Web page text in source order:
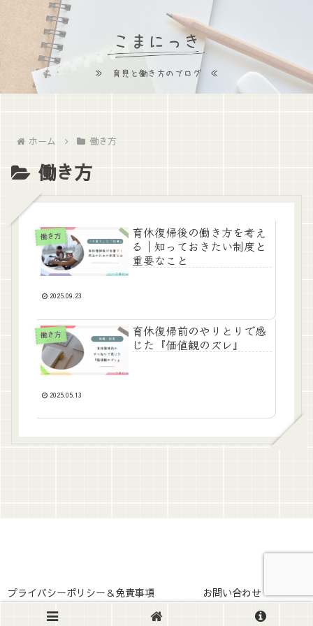
ホーム 働き方
働き方
働き方
育休復帰後の働き方を考え
る｜知っておきたい制度と
重要なこと
2025.09.23
働き方
育休復帰前のやりとりで感
じた『価値観のズレ』
2025.05.13
プライバシーポリシー＆免責事項
お問い合わせ
© 2025 .